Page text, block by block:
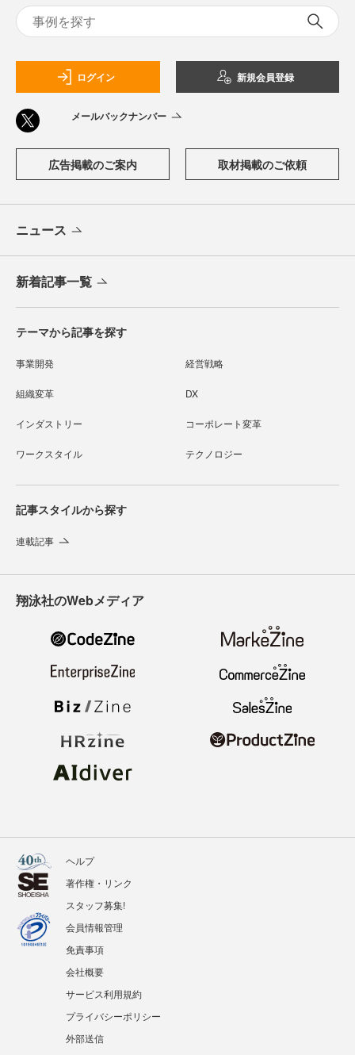
ログイン 新規会員登録
メールバックナンバー
広告掲載のご案内 取材掲載のご依頼
ニュース
新着記事一覧
テーマから記事を探す
事業開発 経営戦略
組織変革 DX
インダストリー コーポレート変革
ワークスタイル テクノロジー
記事スタイルから探す
連載記事
翔泳社のWebメディア
ヘルプ
著作権・リンク
スタッフ募集!
会員情報管理
免責事項
会社概要
サービス利用規約
プライバシーポリシー
外部送信